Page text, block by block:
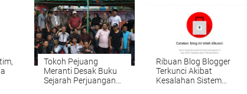
Tokoh Pejuang
Meranti Desak Buku
Sejarah Perjuangan
Ribuan Blog Blogger
Terkunci Akibat
Kesalahan Sistem